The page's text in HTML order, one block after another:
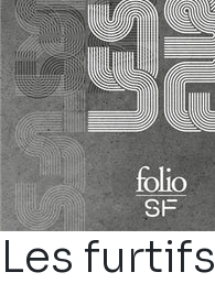
Les furtifs